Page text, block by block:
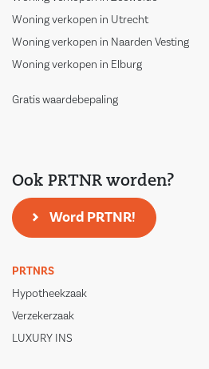
Woning verkopen in Utrecht
Woning verkopen in Naarden Vesting
Woning verkopen in Elburg
Gratis waardebepaling
Ook PRTNR worden?
Word PRTNR!
PRTNRS
Hypotheekzaak
Verzekerzaak
LUXURY INS